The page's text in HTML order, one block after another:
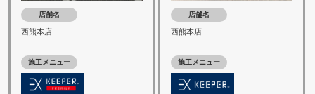
店舗名
西熊本店
施工メニュー
店舗名
西熊本店
施工メニュー